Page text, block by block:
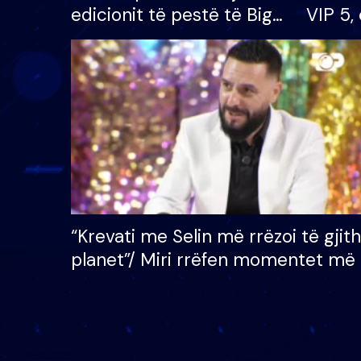
edicionit të pestë të Big
Brother VIP, rrëmben
çmimin e madh prej 100
mijë eurosh
VIP
“Krevati me Selin më rrëzoi të
planet”/ Miri rrëfen momentet më
bukura në shtëpinë e BB VIP: Do